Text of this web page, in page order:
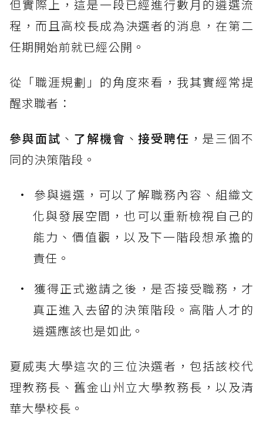
但實際上，這是一段已經進行數月的遴選流
程，而且高校長成為決選者的消息，在第二
任期開始前就已經公開。
從「職涯規劃」的角度來看，我其實經常提
醒求職者：
參與面試 、 了解機會 、接受聘任 ，是三個不
同的決策階段。
參與遴選，可以了解職務內容、組織文
化與發展空間，也可以重新檢視自己的
能力、價值觀，以及下一階段想承擔的
責任。
獲得正式邀請之後，是否接受職務，才
真正進入去留的決策階段。高階人才的
遴選應該也是如此。
夏威夷大學這次的三位決選者，包括該校代
理教務長、舊金山州立大學教務長，以及清
華大學校長。